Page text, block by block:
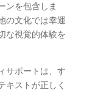
ンを包含しま
の文化では幸運
な視覚的体験を
サポートは、す
キストが正しく